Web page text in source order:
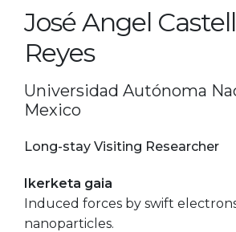
José Angel
Reyes
Universidad Autónoma
Mexico
Long-stay Visiting Researcher
Ikerketa gaia
Induced forces by swift
nanoparticles.